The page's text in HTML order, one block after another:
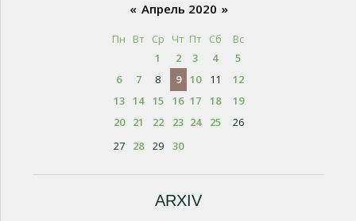
« Апрель 2020 »
Пн Вт Ср Чт Пт Сб
Вс
1
2 3 4
5
6
7 8 9 10 11
12
13 14 15 16 17 18
19
20
21 22 23 24 25
26
27
28 29 30
ARXIV